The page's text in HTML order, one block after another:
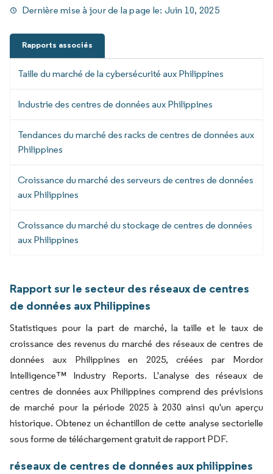
Dernière mise à jour de la page le: Juin 10, 2025
Rapports associés
Taille du marché de la cybersécurité aux Philippines
Industrie des centres de données aux Philippines
Tendances du marché des racks de centres de données aux
Philippines
Croissance du marché des serveurs de centres de données
aux Philippines
Croissance du marché du stockage de centres de données
aux Philippines
Rapport sur le secteur des réseaux de centres
de données aux Philippines
Statistiques pour la part de marché, la taille et le taux de
croissance des revenus du marché des réseaux de centres de
données aux Philippines en 2025, créées par Mordor
Intelligence™ Industry Reports. L'analyse des réseaux de
centres de données aux Philippines comprend des prévisions
de marché pour la période 2025 à 2030 ainsi qu'un aperçu
historique. Obtenez un échantillon de cette analyse sectorielle
sous forme de téléchargement gratuit de rapport PDF.
réseaux de centres de données aux philippines